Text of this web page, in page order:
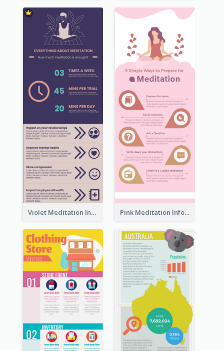
Violet Meditation Infographic Pink Meditation Infographic